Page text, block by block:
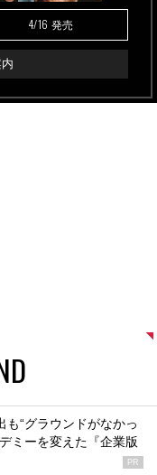
4/16 発売
も“グラウンドがなかっ
ミーを変えた『企業版
PR